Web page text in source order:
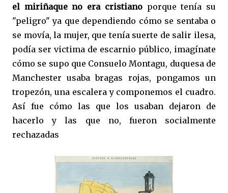
el miriñaque no era cristianoporque tenía su
"peligro" ya que dependiendo cómo se sentaba o
se movía, la mujer, que tenía suerte de salir ilesa,
podía ser victima de escarnio público, imagínate
cómo se supo que Consuelo Montagu, duquesa de
Manchester usaba bragas rojas, pongamos un
tropezón, una escalera y componemos el cuadro.
Así fue cómo las que los usaban dejaron de
hacerlo y las que no, fueron socialmente
rechazadas